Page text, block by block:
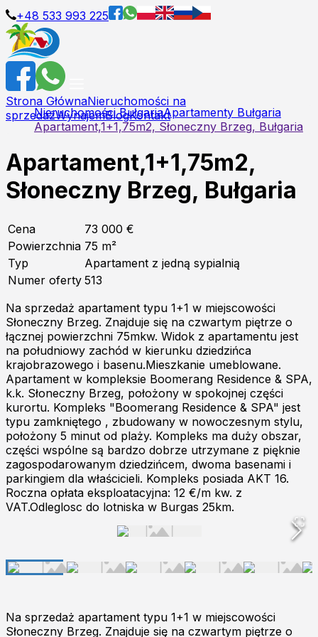
+48 533 993 225
Strona GłównaNieruchomości na
sprzedażWynajemBlogKontakt
Nieruchomości BułgariaApartamenty Bułgaria
Apartament,1+1,75m2, Słoneczny Brzeg, Bułgaria
Apartament,1+1,75m2,
Słoneczny Brzeg, Bułgaria
Cena
73 000 €
Powierzchnia 75 m²
Typ
Apartament z jedną sypialnią
Numer oferty 513
Na sprzedaż apartament typu 1+1 w miejscowości
Słoneczny Brzeg. Znajduje się na czwartym piętrze o
łącznej powierzchni 75mkw. Widok z apartamentu jest
na południowy zachód w kierunku dziedzińca
krajobrazowego i basenu.Mieszkanie umeblowane.
Apartament w kompleksie Boomerang Residence & SPA,
k.k. Słoneczny Brzeg, położony w spokojnej części
kurortu. Kompleks "Boomerang Residence & SPA" jest
typu zamkniętego , zbudowany w nowoczesnym stylu,
położony 5 minut od plaży. Kompleks ma duży obszar,
części wspólne są bardzo dobrze utrzymane z pięknie
zagospodarowanym dziedzińcem, dwoma basenami i
parkingiem dla właścicieli. Kompleks posiada AKT 16.
Roczna opłata eksploatacyjna: 12 €/m kw. z
VAT.Odleglosc do lotniska w Burgas 25km.
Na sprzedaż apartament typu 1+1 w miejscowości
Słoneczny Brzeg. Znajduje się na czwartym piętrze o